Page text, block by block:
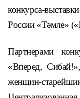
конкурса-
России «Тәмле»
Партнерами
«Вперед, Сибай!
женщин-